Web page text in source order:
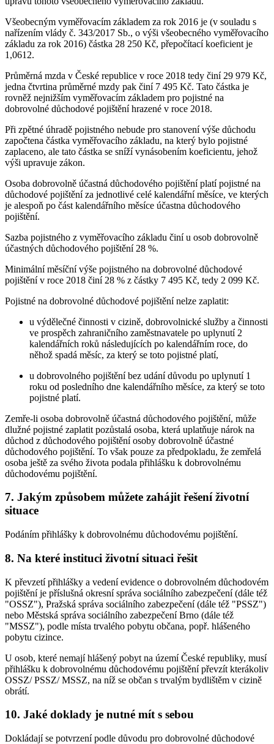
Všeobecným vyměřovacím základem za rok 2016 je (v souladu s
nařízením vlády č. 343/2017 Sb., o výši všeobecného vyměřovacího
základu za rok 2016) částka 28 250 Kč, přepočítací koeficient je
1,0612.
Průměrná mzda v České republice v roce 2018 tedy činí 29 979 Kč,
jedna čtvrtina průměrné mzdy pak činí 7 495 Kč. Tato částka je
rovněž nejnižším vyměřovacím základem pro pojistné na
dobrovolné důchodové pojištění hrazené v roce 2018.
Při zpětné úhradě pojistného nebude pro stanovení výše důchodu
započtena částka vyměřovacího základu, na který bylo pojistné
zaplaceno, ale tato částka se sníží vynásobením koeficientu, jehož
výši upravuje zákon.
Osoba dobrovolně účastná důchodového pojištění platí pojistné na
důchodové pojištění za jednotlivé celé kalendářní měsíce, ve kterých
je alespoň po část kalendářního měsíce účastna důchodového
pojištění.
Sazba pojistného z vyměřovacího základu činí u osob dobrovolně
účastných důchodového pojištění 28 %.
Minimální měsíční výše pojistného na dobrovolné důchodové
pojištění v roce 2018 činí 28 % z částky 7 495 Kč, tedy 2 099 Kč.
Pojistné na dobrovolné důchodové pojištění nelze zaplatit:
u výdělečné činnosti v cizině, dobrovolnické služby a činnosti
ve prospěch zahraničního zaměstnavatele po uplynutí 2
kalendářních roků následujících po kalendářním roce, do
něhož spadá měsíc, za který se toto pojistné platí,
u dobrovolného pojištění bez udání důvodu po uplynutí 1
roku od posledního dne kalendářního měsíce, za který se toto
pojistné platí.
Zemře-li osoba dobrovolně účastná důchodového pojištění, může
dlužné pojistné zaplatit pozůstalá osoba, která uplatňuje nárok na
důchod z důchodového pojištění osoby dobrovolně účastné
důchodového pojištění. To však pouze za předpokladu, že zemřelá
osoba ještě za svého života podala přihlášku k dobrovolnému
důchodovému pojištění.
7. Jakým způsobem můžete zahájit řešení životní
situace
Podáním přihlášky k dobrovolnému důchodovému pojištění.
8. Na které instituci životní situaci řešit
K převzetí přihlášky a vedení evidence o dobrovolném důchodovém
pojištění je příslušná okresní správa sociálního zabezpečení (dále též
"OSSZ"), Pražská správa sociálního zabezpečení (dále též "PSSZ")
nebo Městská správa sociálního zabezpečení Brno (dále též
"MSSZ"), podle místa trvalého pobytu občana, popř. hlášeného
pobytu cizince.
U osob, které nemají hlášený pobyt na území České republiky, musí
přihlášku k dobrovolnému důchodovému pojištění převzít kterákoliv
OSSZ/ PSSZ/ MSSZ, na níž se občan s trvalým bydlištěm v cizině
obrátí.
10. Jaké doklady je nutné mít s sebou
Dokládají se potvrzení podle důvodu pro dobrovolné důchodové